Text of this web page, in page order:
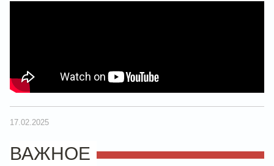
17.02.2025
ВАЖНОЕ